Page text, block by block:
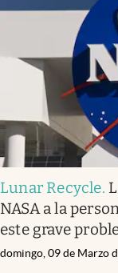
Lunar Recycle.
NASA a la
este grave
domingo, 09 de Marzo